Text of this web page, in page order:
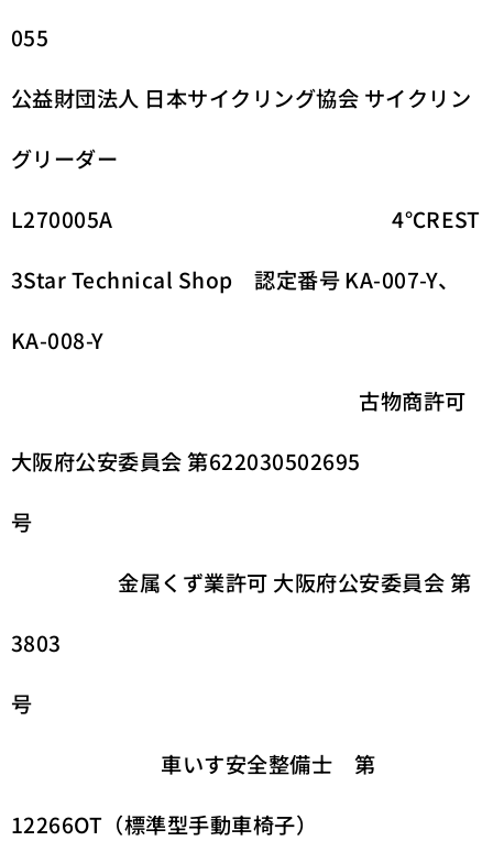
055
公益財団法人 日本サイクリング協会 サイクリン
グリーダー
L270005A 4℃REST
3Star Technical Shop 認定番号 KA-007-Y、
KA-008-Y
古物商許可
大阪府公安委員会 第622030502695
号
金属くず業許可 大阪府公安委員会 第
3803
号
車いす安全整備士 第
12266OT（標準型手動車椅子）